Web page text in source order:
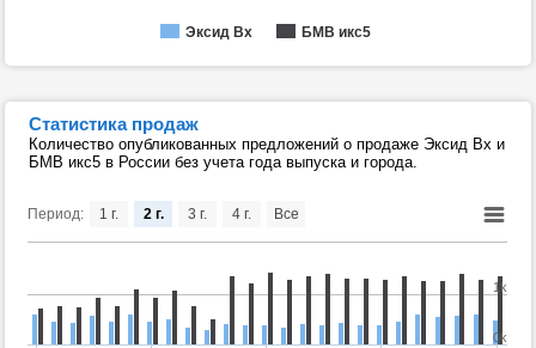
Эксид Вх БМВ икс5
Статистика продаж
Количество опубликованных предложений о продаже Эксид Вх и
БМВ икс5 в России без учета года выпуска и города.
Период:
0k
1k
1 г. 2 г. 3 г. 4 г. Все